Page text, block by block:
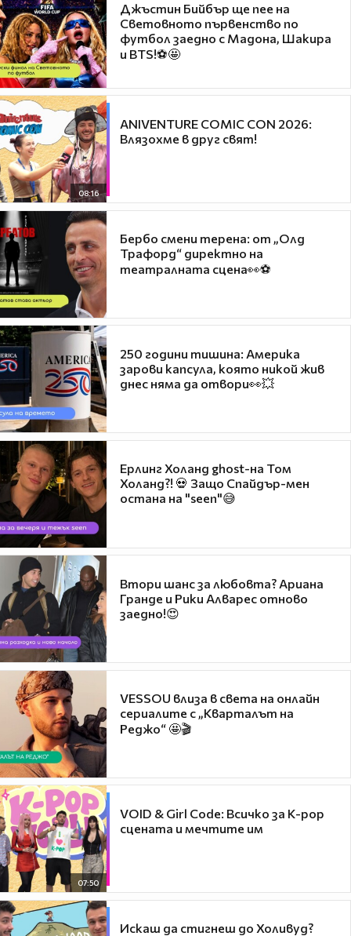
Джъстин Бийбър ще пее на
Световното първенство по
футбол заедно с Мадона, Шакира
и BTS!⚽🤩
08:16
ANIVENTURE COMIC CON 2026:
Влязохме в друг свят!
Бербо смени терена: от „Олд
Трафорд“ директно на
театралната сцена👀⚽
250 години тишина: Америка
зарови капсула, която никой жив
днес няма да отвори👀💥
Ерлинг Холанд ghost-на Том
Холанд?! 💀 Защо Спайдър-мен
остана на "seen"😅
Втори шанс за любовта? Ариана
Гранде и Рики Алварес отново
заедно!😍
VESSOU влиза в света на онлайн
сериалите с „Кварталът на
Реджо“ 🤩🎬
07:50
VOID & Girl Code: Всичко за K-pop
сцената и мечтите им
Искаш да стигнеш до Холивуд?